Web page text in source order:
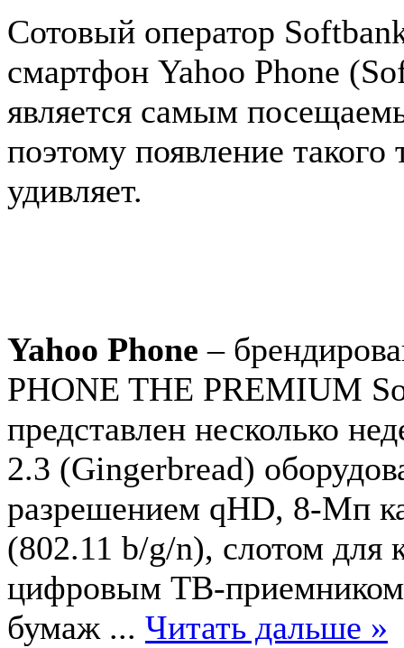
Сотовый оператор
смартфон Yahoo Phone
является самым
поэтому появление
удивляет.
Yahoo Phone –
PHONE THE PREMIUM
представлен несколько
2.3 (Gingerbread)
разрешением qHD, 8-Мп
(802.11 b/g/n), слотом для
цифровым ТВ-
бумаж ... Читать дальше »